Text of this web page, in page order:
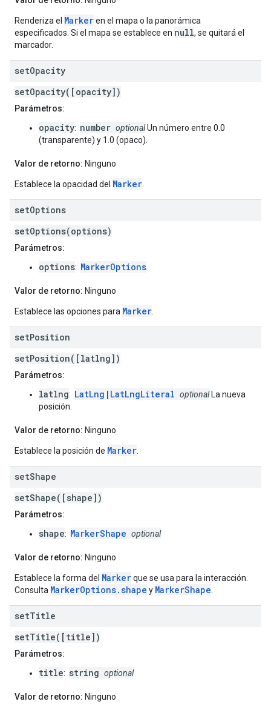
Renderiza el Markeren el mapa o la panorámica
especificados. Si el mapa se establece en null, se quitará el
marcador.
setOpacity
setOpacity([opacity])
Parámetros:
opacity: number optionalUn número entre 0.0
(transparente) y 1.0 (opaco).
Valor de retorno: Ninguno
Establece la opacidad del Marker
setOptions
setOptions(options)
Parámetros:
options: MarkerOptions
Valor de retorno: Ninguno
Establece las opciones para Marker
setPosition
setPosition([latlng])
Parámetros:
latlng: LatLng | LatLngLiteral optionalLa nueva
posición.
Valor de retorno: Ninguno
Establece la posición de Marker
setShape
setShape([shape])
Parámetros:
shape: MarkerShape optional
Valor de retorno: Ninguno
Establece la forma del Markerque se usa para la interacción.
Consulta MarkerOptions.shape y MarkerShape
setTitle
setTitle([title])
Parámetros:
title: string optional
Valor de retorno: Ninguno